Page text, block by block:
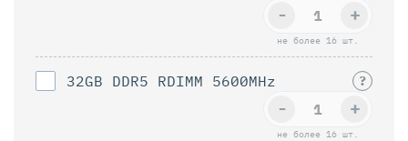
не более 16 шт.
+
-
32GB DDR5 RDIMM 5600MHz ?
не более 16 шт.
+
-